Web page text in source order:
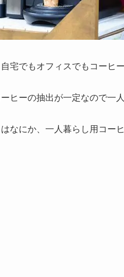
宅でもオフィスでもコーヒ
ヒーの抽出が一定なので一
なにか、一人暮らし用コー